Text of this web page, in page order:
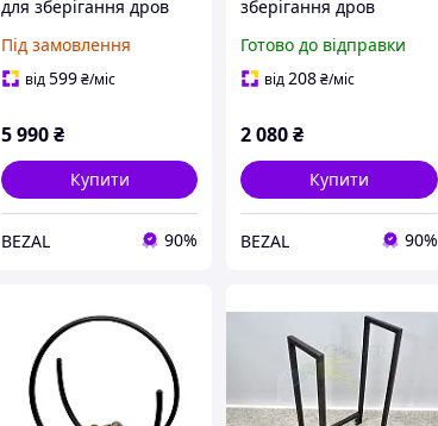
для зберігання дров
Під замовлення
від599₴/міс
5 990₴
Купити
BEZAL 90%
зберігання дров
400х300х900мм
Kompred OL466/2
Готово до відправки
від208₴/міс
2 080₴
Купити
BEZAL 90%